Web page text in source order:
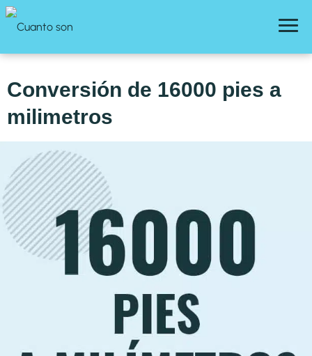
Conversión de 16000 pies a
milimetros